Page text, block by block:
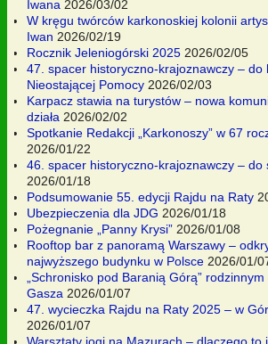
Iwana 2026/03/02
W kręgu twórców karkonoskiej kolonii
Iwan 2026/02/19
Rocznik Jeleniogórski 2025 2026/02/05
47. spacer historyczno-krajoznawczy – do
Nieostającej Pomocy 2026/02/03
Karpacz stawia na turystów – nowa
działa 2026/02/02
Spotkanie Redakcji „Karkonoszy” w 67
2026/01/22
46. spacer historyczno-krajoznawczy – do
2026/01/18
Podsumowanie 55. edycji Rajdu na Raty
Ubezpieczenia dla JDG 2026/01/18
Pożegnanie „Panny Krysi” 2026/01/08
Rooftop bar z panoramą Warszawy –
najwyższego budynku w Polsce 2026/01/
„Schronisko pod Baranią Górą”
Gasza 2026/01/07
47. wycieczka Rajdu na Raty 2025 – w
2026/01/07
Warsztaty jogi na Mazurach – dlaczego to